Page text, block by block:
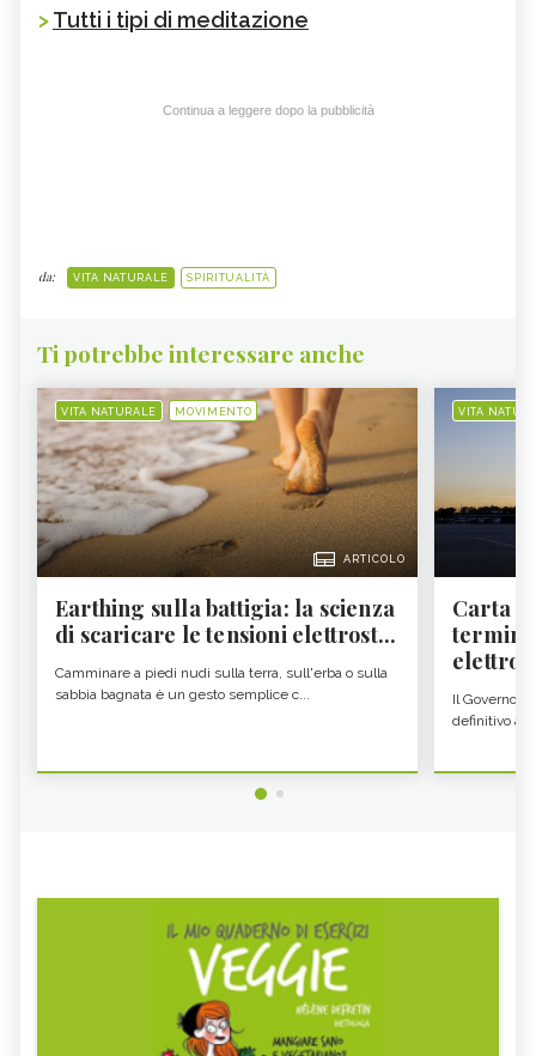
>Tutti i tipi di meditazione
Continua a leggere dopo la pubblicità
da: VITA NATURALE SPIRITUALITÀ
Ti potrebbe interessare anche
VITA NATURALE MOVIMENTO
ARTICOLO
Earthing sulla battigia: la scienza
di scaricare le tensioni elettrost...
Camminare a piedi nudi sulla terra, sull'erba o sulla
sabbia bagnata è un gesto semplice c...
VITA
Carta
Il Governo
definitivo